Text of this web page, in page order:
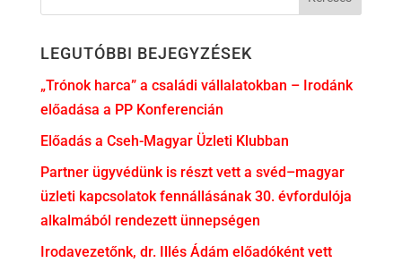
LEGUTÓBBI BEJEGYZÉSEK
„Trónok harca” a családi vállalatokban – Irodánk
előadása a PP Konferencián
Előadás a Cseh-Magyar Üzleti Klubban
Partner ügyvédünk is részt vett a svéd–magyar
üzleti kapcsolatok fennállásának 30. évfordulója
alkalmából rendezett ünnepségen
Irodavezetőnk, dr. Illés Ádám előadóként vett